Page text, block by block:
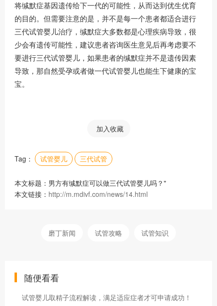
将缄默症基因遗传给下一代的可能性，从而达到优生优育
的目的。但需要注意的是，并不是每一个患者都适合进行
三代试管婴儿治疗，缄默症大多数都是心理疾病导致，很
少会有遗传可能性，建议患者咨询医生意见后再考虑要不
要进行三代试管婴儿，如果患者的缄默症并不是遗传因素
导致，那自然受孕或者做一代试管婴儿也能生下健康的宝
宝。
加入收藏
Tag： 试管婴儿 三代试管
本文标题：男方有缄默症可以做三代试管婴儿吗？"
本文链接： http://m.mdivf.com/news/14.html
磨丁新闻 试管攻略 试管知识
随便看看
试管婴儿取精子流程解读，满足适应症者才可申请成功！